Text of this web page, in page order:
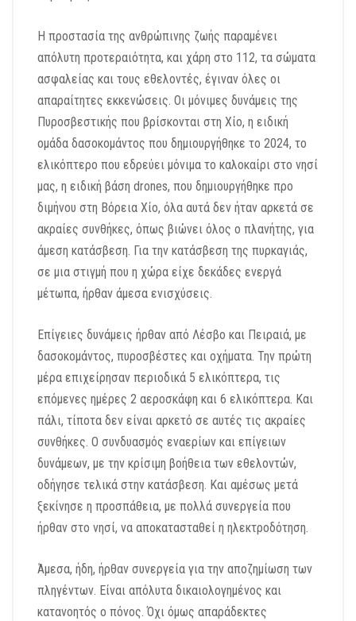
Η προστασία της ανθρώπινης ζωής παραμένει
απόλυτη προτεραιότητα, και χάρη στο 112, τα σώματα
ασφαλείας και τους εθελοντές, έγιναν όλες οι
απαραίτητες εκκενώσεις. Οι μόνιμες δυνάμεις της
Πυροσβεστικής που βρίσκονται στη Χίο, η ειδική
ομάδα δασοκομάντος που δημιουργήθηκε το 2024, το
ελικόπτερο που εδρεύει μόνιμα το καλοκαίρι στο νησί
μας, η ειδική βάση drones, που δημιουργήθηκε προ
διμήνου στη Βόρεια Χίο, όλα αυτά δεν ήταν αρκετά σε
ακραίες συνθήκες, όπως βιώνει όλος ο πλανήτης, για
άμεση κατάσβεση. Για την κατάσβεση της πυρκαγιάς,
σε μια στιγμή που η χώρα είχε δεκάδες ενεργά
μέτωπα, ήρθαν άμεσα ενισχύσεις.
Επίγειες δυνάμεις ήρθαν από Λέσβο και Πειραιά, με
δασοκομάντος, πυροσβέστες και οχήματα. Την πρώτη
μέρα επιχείρησαν περιοδικά 5 ελικόπτερα, τις
επόμενες ημέρες 2 αεροσκάφη και 6 ελικόπτερα. Και
πάλι, τίποτα δεν είναι αρκετό σε αυτές τις ακραίες
συνθήκες. Ο συνδυασμός εναερίων και επίγειων
δυνάμεων, με την κρίσιμη βοήθεια των εθελοντών,
οδήγησε τελικά στην κατάσβεση. Και αμέσως μετά
ξεκίνησε η προσπάθεια, με πολλά συνεργεία που
ήρθαν στο νησί, να αποκατασταθεί η ηλεκτροδότηση.
Άμεσα, ήδη, ήρθαν συνεργεία για την αποζημίωση των
πληγέντων. Είναι απόλυτα δικαιολογημένος και
κατανοητός ο πόνος. Όχι όμως απαράδεκτες